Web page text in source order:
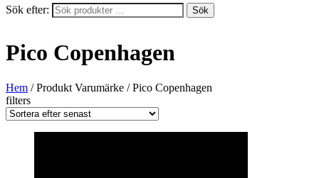
Sök efter: Sök
Pico Copenhagen
Hem / Produkt Varumärke / Pico Copenhagen
filters